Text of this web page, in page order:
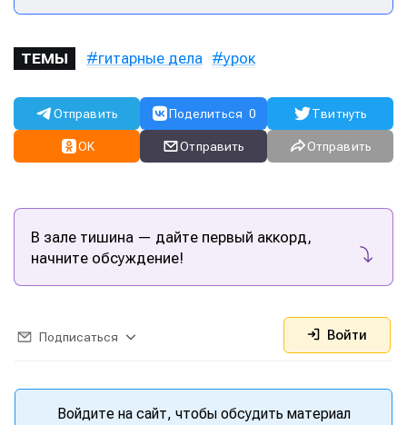
ТЕМЫ гитарные дела урок
Отправить Поделиться 0 Твитнуть
OK Отправить Отправить
В зале тишина — дайте первый аккорд,
начните обсуждение!
Подписаться Войти
Войдите на сайт, чтобы обсудить материал